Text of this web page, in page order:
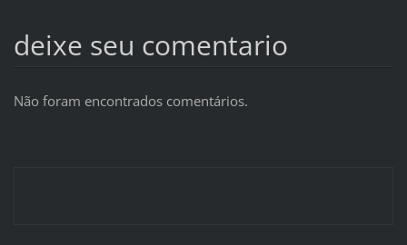
deixe seu comentario
Não foram encontrados comentários.